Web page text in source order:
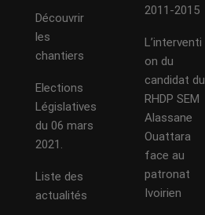
Découvrir
les
chantiers
Elections
Législatives
du 06 mars
2021.
Liste des
actualités
2011-2015
L’interventi
on du
candidat du
RHDP SEM
Alassane
Ouattara
face au
patronat
Ivoirien